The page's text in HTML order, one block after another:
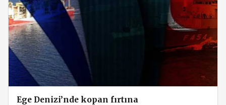
Ege Denizi’nde kopan fırtına